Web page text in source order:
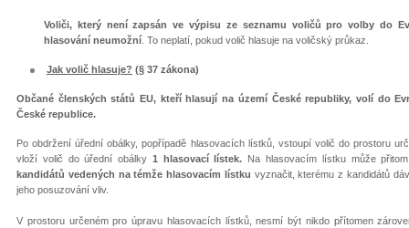
Voliči, který není zapsán ve výpisu ze seznamu voličů pro volby do
hlasování neumožní . To neplatí, pokud volič hlasuje na voličský průkaz.
Jak volič hlasuje? (§ 37 zákona)
Občané členských států EU, kteří hlasují na území České republiky, volí do
České republice.
Po obdržení úřední obálky, popřípadě hlasovacích lístků, vstoupí volič do prostoru
vloží volič do úřední obálky 1 hlasovací lístek. Na hlasovacím lístku může
kandidátů vedených na témže hlasovacím lístku vyznačit, kterému z kandidátů
jeho posuzování vliv.
V prostoru určeném pro úpravu hlasovacích lístků, nesmí být nikdo přítomen